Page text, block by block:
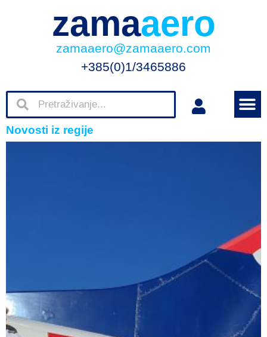
zamaaero
zamaaero@zamaaero.com
+385(0)1/3465886
Novosti iz regije